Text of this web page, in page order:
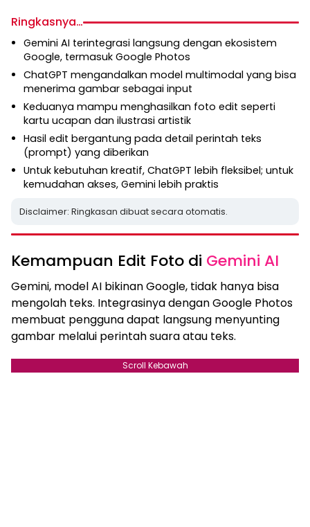
Ringkasnya…
Gemini AI terintegrasi langsung dengan ekosistem
Google, termasuk Google Photos
ChatGPT mengandalkan model multimodal yang bisa
menerima gambar sebagai input
Keduanya mampu menghasilkan foto edit seperti
kartu ucapan dan ilustrasi artistik
Hasil edit bergantung pada detail perintah teks
(prompt) yang diberikan
Untuk kebutuhan kreatif, ChatGPT lebih fleksibel; untuk
kemudahan akses, Gemini lebih praktis
Disclaimer: Ringkasan dibuat secara otomatis.
Kemampuan Edit Foto di Gemini AI
Gemini, model AI bikinan Google, tidak hanya bisa
mengolah teks. Integrasinya dengan Google Photos
membuat pengguna dapat langsung menyunting
gambar melalui perintah suara atau teks.
Scroll Kebawah